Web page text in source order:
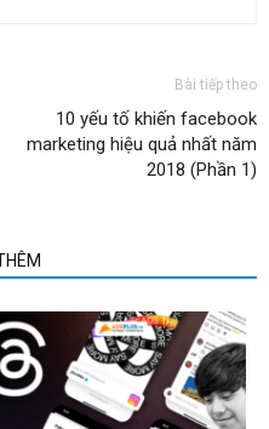
Bài tiếp theo
10 yếu tố khiến facebook
marketing hiệu quả nhất năm
2018 (Phần 1)